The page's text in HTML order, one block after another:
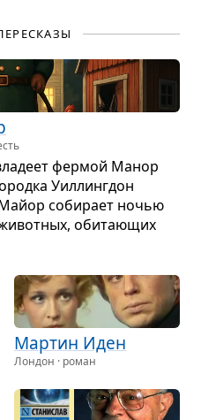
фер­мой Манор
Уил­лин­гдон
соби­рает ночью
оби­та­ю­щих
Мар­тин Иден
Лондон · роман